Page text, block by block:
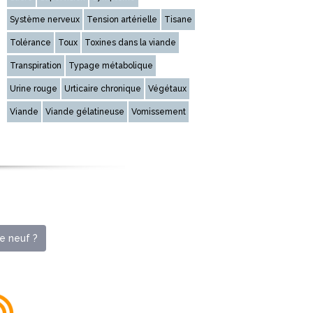
Système nerveux Tension artérielle Tisane
Tolérance Toux Toxines dans la viande
Transpiration Typage métabolique
Urine rouge Urticaire chronique Végétaux
Viande Viande gélatineuse Vomissement
neuf ?